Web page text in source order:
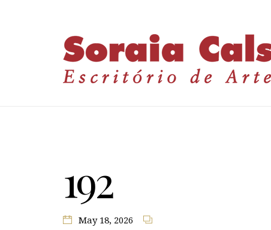
192
May 18, 2026